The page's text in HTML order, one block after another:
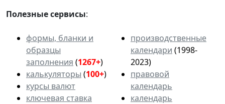
Полезные сервисы:
формы, бланки и
образцы
заполнения (1267+)
калькуляторы (100+)
курсы валют
ключевая ставка
производственные
календари (1998-
2023)
правовой
календарь
календарь